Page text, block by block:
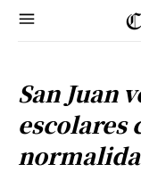
San Juan
escolares